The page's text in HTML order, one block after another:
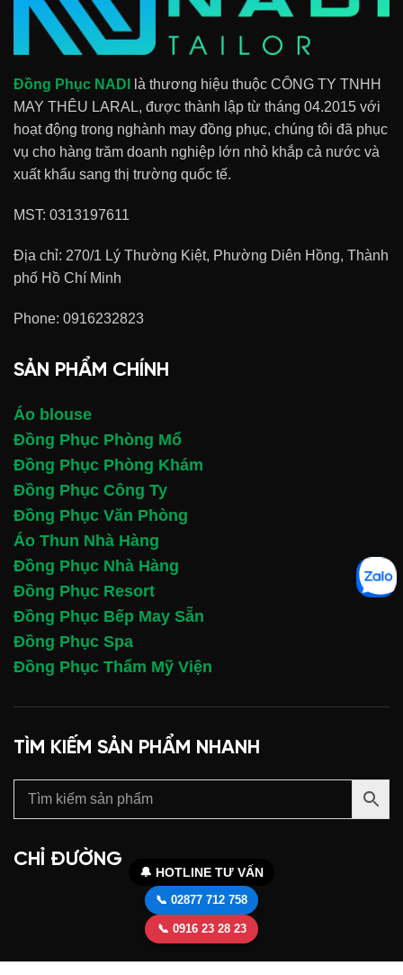
Đồng Phục NADI
là thương hiệu thuộc CÔNG TY TNHH
MAY THÊU LARAL, được thành lập từ tháng 04.2015 với
hoạt động trong nghành may đồng phục, chúng tôi đã phục
vụ cho hàng trăm doanh nghiệp lớn nhỏ khắp cả nước và
xuất khẩu sang thị trường quốc tế.
MST: 0313197611
Địa chỉ: 270/1 Lý Thường Kiệt, Phường Diên Hồng, Thành
phố Hồ Chí Minh
Phone: 0916232823
SẢN PHẨM CHÍNH
Áo blouse
Đồng Phục Phòng Mổ
Đồng Phục Phòng Khám
Đồng Phục Công Ty
Đồng Phục Văn Phòng
Áo Thun Nhà Hàng
Đồng Phục Nhà Hàng
Đồng Phục Resort
Đồng Phục Bếp May Sẵn
Đồng Phục Spa
Đồng Phục Thẩm Mỹ Viện
TÌM KIẾM SẢN PHẨM NHANH
CHỈ ĐƯỜNG
🔔 HOTLINE TƯ VẤN
📞 02877 712 758
📞 0916 23 28 23